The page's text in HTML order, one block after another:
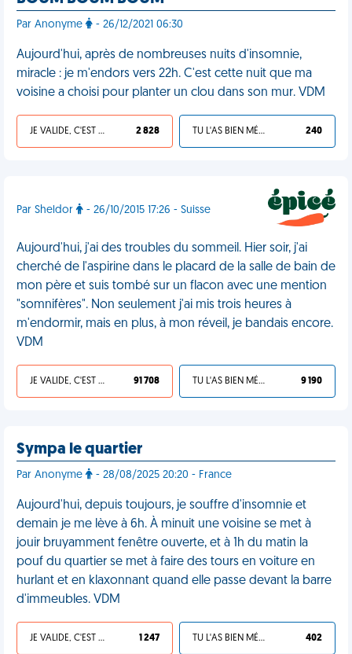
Par Anonyme - 26/12/2021 06:30
Aujourd'hui, après de nombreuses nuits d'insomnie,
miracle : je m'endors vers 22h. C'est cette nuit que ma
voisine a choisi pour planter un clou dans son mur. VDM
JE VALIDE, C'EST UNE VDM 2 828 TU L'AS BIEN MÉRITÉ 240
Par Sheldor - 26/10/2015 17:26 - Suisse
Aujourd'hui, j'ai des troubles du sommeil. Hier soir, j'ai
cherché de l'aspirine dans le placard de la salle de bain de
mon père et suis tombé sur un flacon avec une mention
"somnifères". Non seulement j'ai mis trois heures à
m'endormir, mais en plus, à mon réveil, je bandais encore.
VDM
JE VALIDE, C'EST UNE VDM 91 708 TU L'AS BIEN MÉRITÉ 9 190
Sympa le quartier
Par Anonyme - 28/08/2025 20:20 - France
Aujourd'hui, depuis toujours, je souffre d'insomnie et
demain je me lève à 6h. À minuit une voisine se met à
jouir bruyamment fenêtre ouverte, et à 1h du matin la
pouf du quartier se met à faire des tours en voiture en
hurlant et en klaxonnant quand elle passe devant la barre
d'immeubles. VDM
JE VALIDE, C'EST UNE VDM 1 247 TU L'AS BIEN MÉRITÉ 402